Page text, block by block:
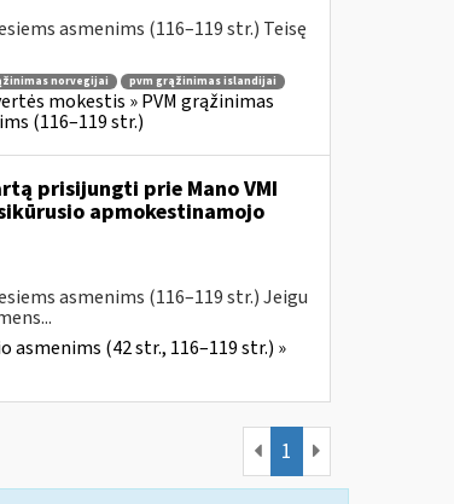
asmenims (116–119 str.) Teisę
norvegijai
pvm grąžinimas islandijai
mokestis » PVM grąžinimas
(116–119 str.)
prisijungti prie Mano VMI
apmokestinamojo
asmenims (116–119 str.) Jeigu
(42 str., 116–119 str.) »
1